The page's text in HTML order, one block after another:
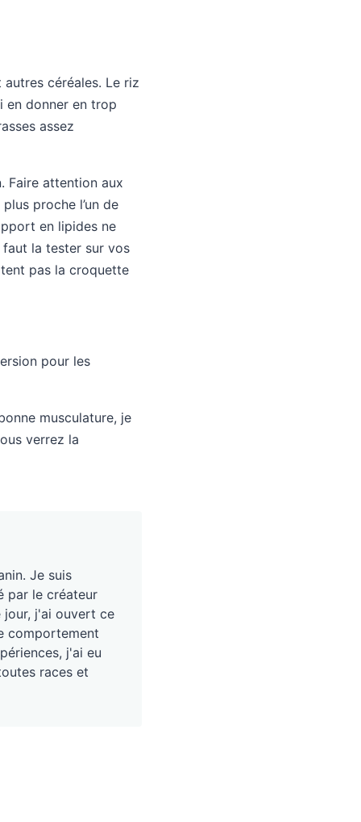
céréales. Le riz
en donner en trop
assez
Faire attention aux
proche l’un de
en lipides ne
la tester sur vos
pas la croquette
pour les
musculature, je
verrez la
Je suis
par le créateur
jour, j'ai ouvert ce
comportement
j'ai eu
races et